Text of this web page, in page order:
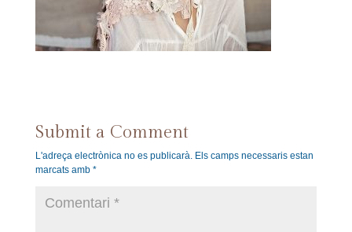
Submit a Comment
L'adreça electrònica no es publicarà. Els camps necessaris estan
marcats amb *